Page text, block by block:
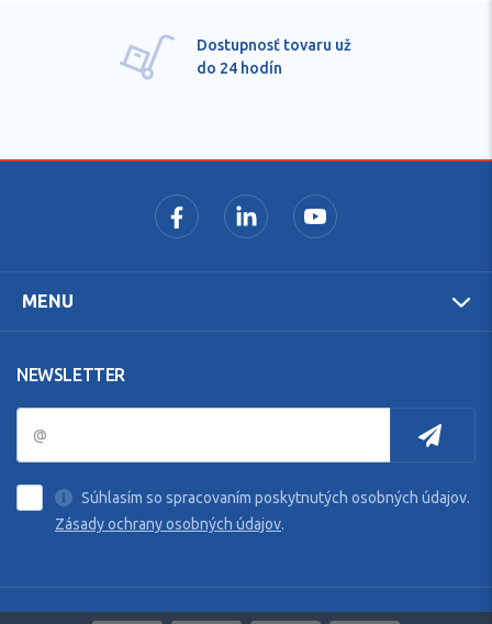
Pre každú položku
technické kvalifikované
MENU
NEWSLETTER
Súhlasím so spracovaním poskytnutých osobných údajov.
Zásady ochrany osobných údajov.